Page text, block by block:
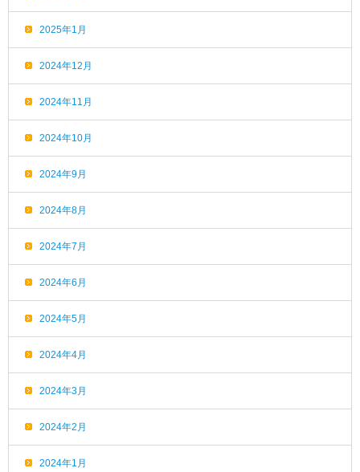
2025年1月
2024年12月
2024年11月
2024年10月
2024年9月
2024年8月
2024年7月
2024年6月
2024年5月
2024年4月
2024年3月
2024年2月
2024年1月